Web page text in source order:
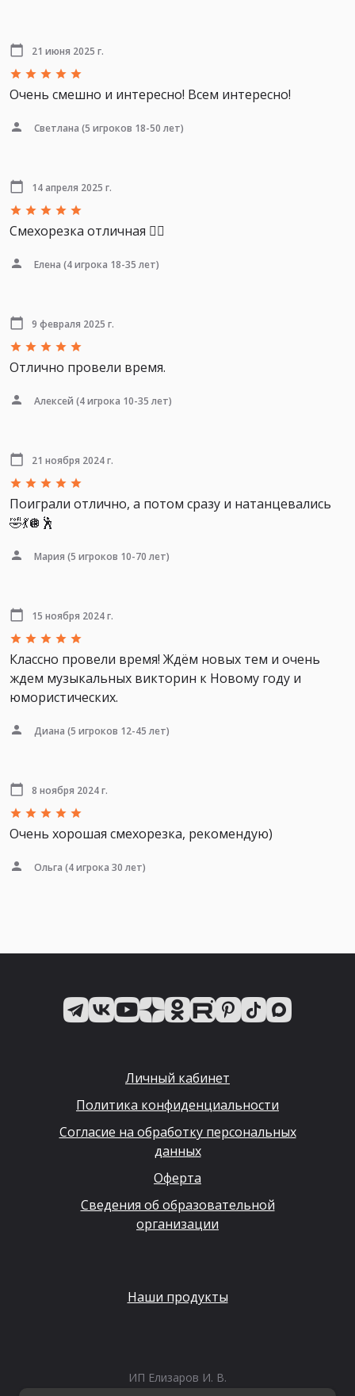
21 июня 2025 г.
Очень смешно и интересно! Всем интересно!
Светлана (5 игроков 18-50 лет)
14 апреля 2025 г.
Смехорезка отличная 👍🏻
Елена (4 игрока 18-35 лет)
9 февраля 2025 г.
Отлично провели время.
Алексей (4 игрока 10-35 лет)
21 ноября 2024 г.
Поиграли отлично, а потом сразу и натанцевались
🤣💃🪩🕺
Мария (5 игроков 10-70 лет)
15 ноября 2024 г.
Классно провели время! Ждём новых тем и очень
ждем музыкальных викторин к Новому году и
юмористических.
Диана (5 игроков 12-45 лет)
8 ноября 2024 г.
Очень хорошая смехорезка, рекомендую)
Ольга (4 игрока 30 лет)
Личный кабинет
Политика конфиденциальности
Согласие на обработку персональных
данных
Оферта
Сведения об образовательной
организации
Наши продукты
ИП Елизаров И. В.